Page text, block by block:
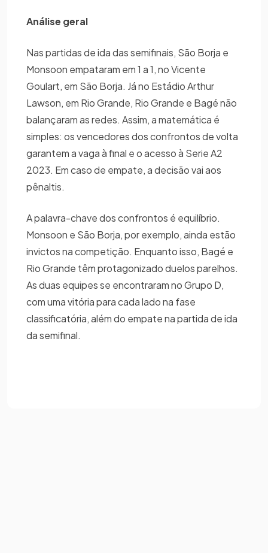
Análise geral
Nas partidas de ida das semifinais, São Borja e
Monsoon empataram em 1 a 1, no Vicente
Goulart, em São Borja. Já no Estádio Arthur
Lawson, em Rio Grande, Rio Grande e Bagé não
balançaram as redes. Assim, a matemática é
simples: os vencedores dos confrontos de volta
garantem a vaga à final e o acesso à Serie A2
2023. Em caso de empate, a decisão vai aos
pênaltis.
A palavra-chave dos confrontos é equilíbrio.
Monsoon e São Borja, por exemplo, ainda estão
invictos na competição. Enquanto isso, Bagé e
Rio Grande têm protagonizado duelos parelhos.
As duas equipes se encontraram no Grupo D,
com uma vitória para cada lado na fase
classificatória, além do empate na partida de ida
da semifinal.